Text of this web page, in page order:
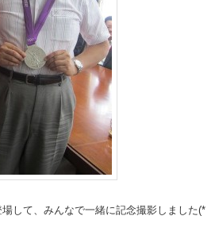
して、みんなで一緒に記念撮影しました(*